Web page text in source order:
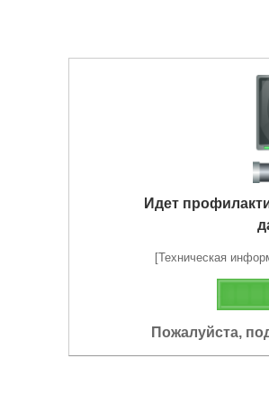
Идет
[Техническая
Пожалуйста,